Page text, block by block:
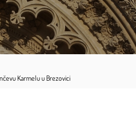
Karmelu u Brezovici